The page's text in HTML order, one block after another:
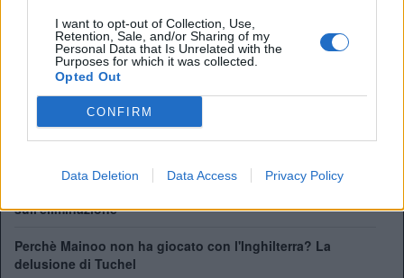
I want to opt-out of Collection, Use,
Retention, Sale, and/or Sharing of my
Personal Data that Is Unrelated with the
Purposes for which it was collected.
Opted Out
CONFIRM
Data Deletion Data Access Privacy Policy
Pep Guardiola di nuovo in panchina? L'offerta di una
Nazionale fa sognare i tifosi
Tuchel: "I cambi? Nessun rimpianto. Dobbiamo convivere
col dolore"
Perchè l'Inghilterra non esonera Tuchel? Dalla clausola ad
sull'eliminazione
Perchè Mainoo non ha giocato con l'Inghilterra? La
delusione di Tuchel